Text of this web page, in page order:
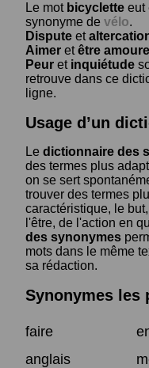
Le mot bicyclette eut
synonyme de vélo.
Dispute et
Aimer etêtre
Peur et inquiétude
retrouve dans ce
ligne.
Usage d’un
Le dictionnaire des
des termes plus
on se sert
trouver des termes
caractéristique, le
l'être, de l'action en
des synonymes
mots dans le même
sa rédaction.
Synonymes les
faire
anglais